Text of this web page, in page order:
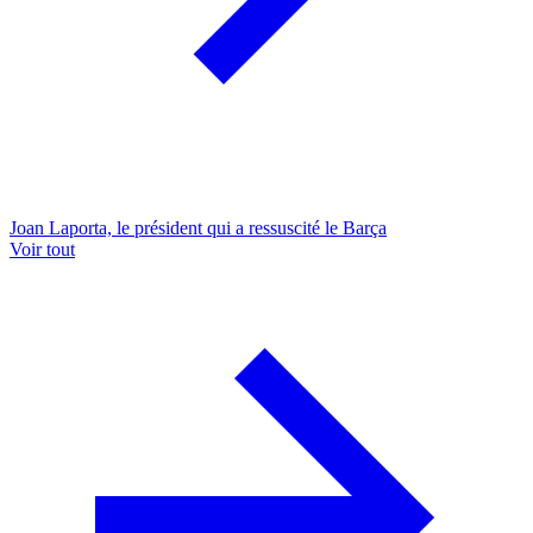
Joan Laporta, le président qui a ressuscité le Barça
Voir tout